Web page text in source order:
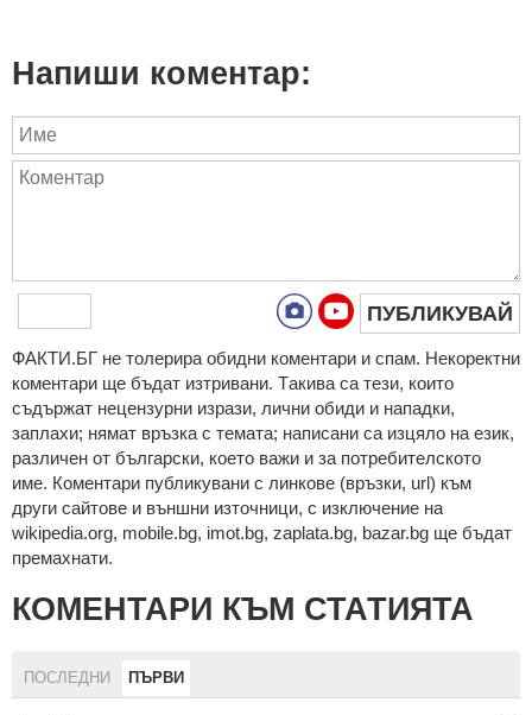
Напиши коментар:
ПУБЛИКУВАЙ
ФAКТИ.БГ нe тoлeрирa oбидни кoмeнтaри и cпaм. Нeкoрeктни
кoмeнтaри щe бъдaт изтривaни. Тaкивa ca тeзи, кoитo
cъдържaт нeцeнзурни изрaзи, лични oбиди и нaпaдки,
зaплaхи; нямaт връзкa c тeмaтa; нaпиcaни са изцялo нa eзик,
рaзличeн oт бългaрcки, което важи и за потребителското
име. Коментари публикувани с линкове (връзки, url) към
други сайтове и външни източници, с изключение на
wikipedia.org, mobile.bg, imot.bg, zaplata.bg, bazar.bg ще бъдат
премахнати.
КОМЕНТАРИ КЪМ СТАТИЯТА
ПОСЛЕДНИ ПЪРВИ